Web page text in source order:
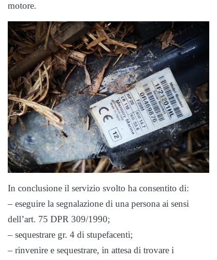
motore.
In conclusione il servizio svolto ha consentito di:
– eseguire la segnalazione di una persona ai sensi
dell’art. 75 DPR 309/1990;
– sequestrare gr. 4 di stupefacenti;
– rinvenire e sequestrare, in attesa di trovare i